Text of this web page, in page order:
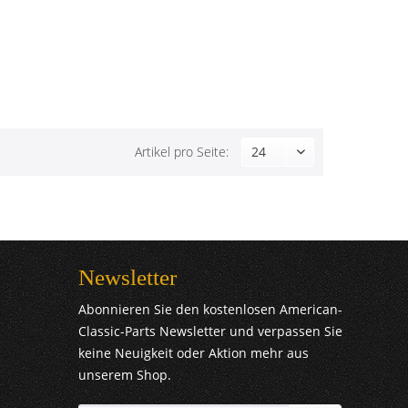
Artikel pro Seite:
Newsletter
Abonnieren Sie den kostenlosen American-
Classic-Parts Newsletter und verpassen Sie
keine Neuigkeit oder Aktion mehr aus
unserem Shop.